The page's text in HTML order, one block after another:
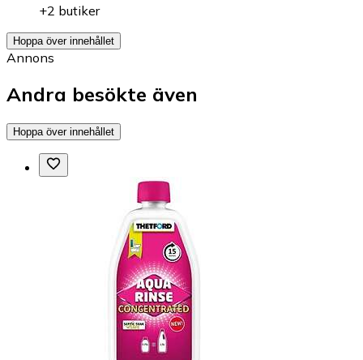
+2 butiker
Hoppa över innehållet
Annons
Andra besökte även
Hoppa över innehållet